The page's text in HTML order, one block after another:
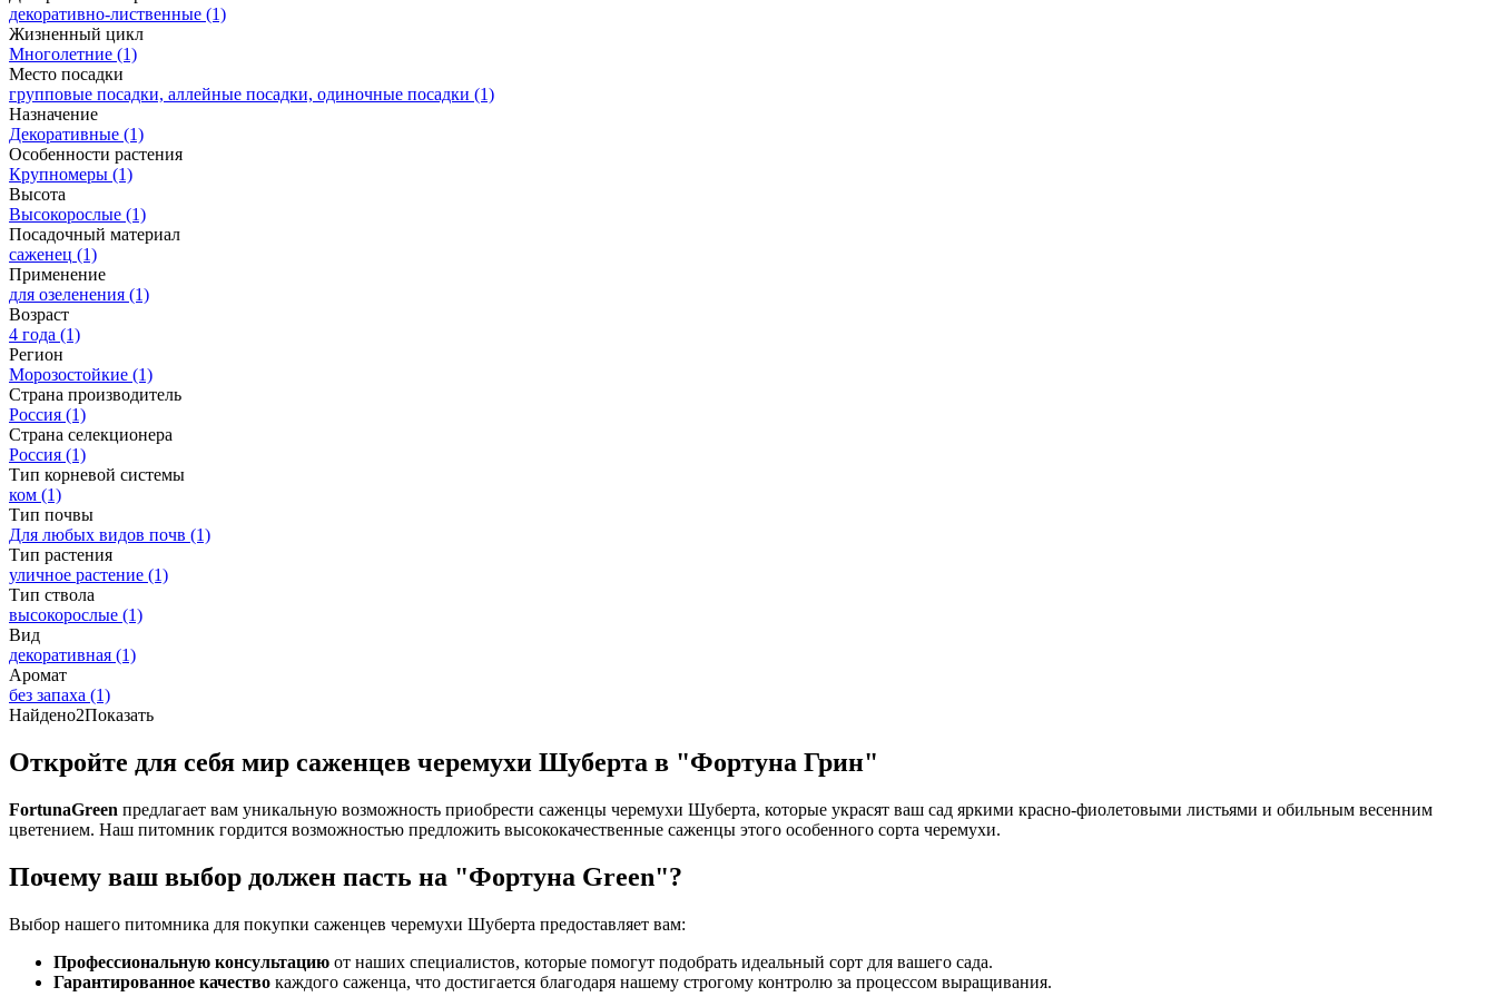
декоративно-лиственные (1)
Жизненный цикл
Многолетние (1)
Место посадки
групповые посадки, аллейные посадки, одиночные посадки (1)
Назначение
Декоративные (1)
Особенности растения
Крупномеры (1)
Высота
Высокорослые (1)
Посадочный материал
саженец (1)
Применение
для озеленения (1)
Возраст
4 года (1)
Регион
Морозостойкие (1)
Страна производитель
Россия (1)
Страна селекционера
Россия (1)
Тип корневой системы
ком (1)
Тип почвы
Для любых видов почв (1)
Тип растения
уличное растение (1)
Тип ствола
высокорослые (1)
Вид
декоративная (1)
Аромат
без запаха (1)
Найдено2Показать
Откройте для себя мир саженцев черемухи Шуберта в "Фортуна Грин"
FortunaGreen предлагает вам уникальную возможность приобрести саженцы черемухи Шуберта, которые украсят ваш сад яркими красно-фиолетовыми листьями и обильным весенним
цветением. Наш питомник гордится возможностью предложить высококачественные саженцы этого особенного сорта черемухи.
Почему ваш выбор должен пасть на "Фортуна Green"?
Выбор нашего питомника для покупки саженцев черемухи Шуберта предоставляет вам:
Профессиональную консультацию от наших специалистов, которые помогут подобрать идеальный сорт для вашего сада.
Гарантированное качество каждого саженца, что достигается благодаря нашему строгому контролю за процессом выращивания.